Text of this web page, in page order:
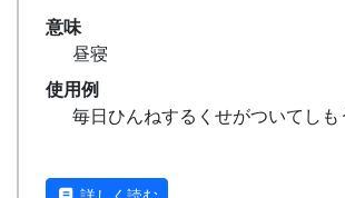
意味
昼寝
使用例
毎日ひんねするくせがついてしも